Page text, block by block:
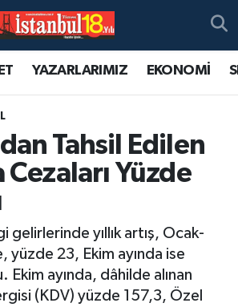
YAZARLARIMIZ EKONOMİ
Tahsil Edilen
Cezaları Yüzde
gelirlerinde yıllık artış, Ocak-
yüzde 23, Ekim ayında ise
ayında, dâhilde alınan
(KDV) yüzde 157,3, Özel